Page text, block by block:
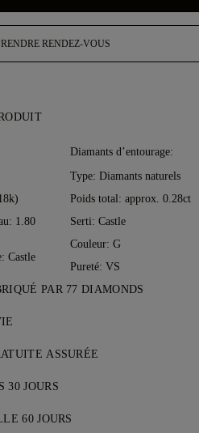
RENDEZ-VOUS
1.80
Castle
Diamants d’entourage:
Type: Diamants naturels
Poids total: approx. 0.28ct
Serti: Castle
Couleur: G
Pureté: VS
PAR 77 DIAMONDS
pièce par pièce par les
77 Diamonds, vous bénéficiez
sont effectuées
ASSURÉE
sont gratuits, quel que soit votre
assuré par le service de livraison
30 JOURS
entièrement satisfait, vous pouvez
60 JOURS